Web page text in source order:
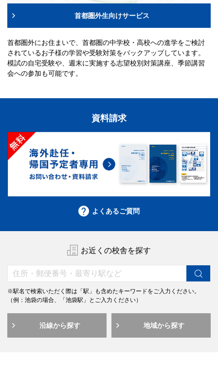
首都圏外生向けサービス
首都圏外にお住まいで、首都圏の中学校・高校への進学をご検討
されているお子様の学習や受験対策をバックアップしています。
模試の自宅受験や、週末に実施する志望校別対策講座、季節講習
会への参加も可能です。
資料請求
よくあるご質問
お近くの校舎を探す
※駅名で検索いただく際は「駅」も含めたキーワードをご入力ください。
（例：池袋の場合、「池袋駅」とご入力ください）
沿線から探す 地域から探す